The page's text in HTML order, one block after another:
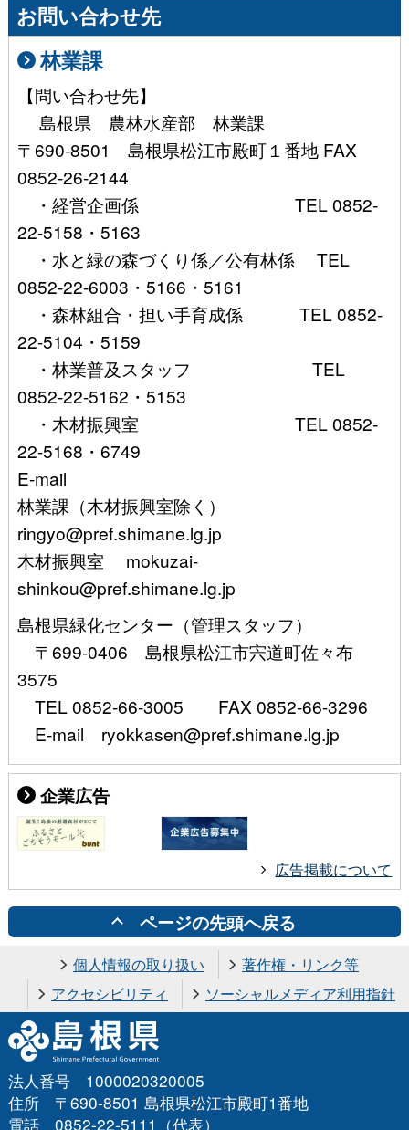
お問い合わせ先
林業課
【問い合わせ先】
島根県 農林水産部 林業課
〒690-8501 島根県松江市殿町１番地 FAX
0852-26-2144
・経営企画係 TEL 0852-
22-5158・5163
・水と緑の森づくり係／公有林係 TEL
0852-22-6003・5166・5161
・森林組合・担い手育成係 TEL 0852-
22-5104・5159
・林業普及スタッフ TEL
0852-22-5162・5153
・木材振興室 TEL 0852-
22-5168・6749
E-mail
林業課（木材振興室除く）
ringyo@pref.shimane.lg.jp
木材振興室 mokuzai-
shinkou@pref.shimane.lg.jp
島根県緑化センター（管理スタッフ）
〒699-0406 島根県松江市宍道町佐々布
3575
TEL 0852-66-3005 FAX 0852-66-3296
E-mail ryokkasen@pref.shimane.lg.jp
企業広告
広告掲載について
ページの先頭へ戻る
個人情報の取り扱い
著作権・リンク等
アクセシビリティ
ソーシャルメディア利用指針
法人番号 1000020320005
住所 〒690-8501 島根県松江市殿町1番地
電話 0852-22-5111（代表）